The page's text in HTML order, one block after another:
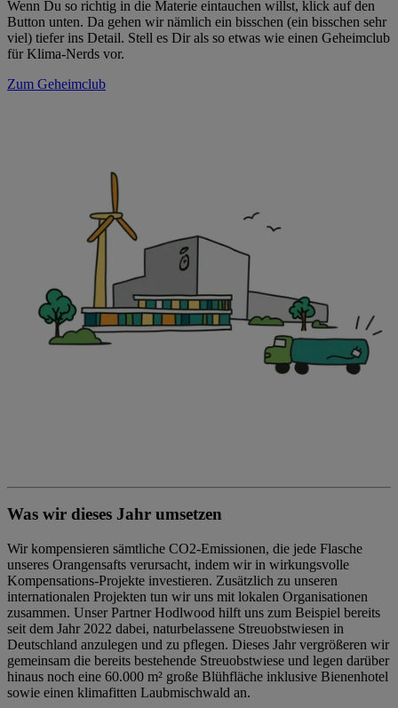
Wenn Du so richtig in die Materie eintauchen willst, klick auf den
Button unten. Da gehen wir nämlich ein bisschen (ein bisschen sehr
viel) tiefer ins Detail. Stell es Dir als so etwas wie einen Geheimclub
für Klima-Nerds vor.
Zum Geheimclub
Was wir dieses Jahr umsetzen
Wir kompensieren sämtliche CO2-Emissionen, die jede Flasche
unseres Orangensafts verursacht, indem wir in wirkungsvolle
Kompensations-Projekte investieren. Zusätzlich zu unseren
internationalen Projekten tun wir uns mit lokalen Organisationen
zusammen. Unser Partner Hodlwood hilft uns zum Beispiel bereits
seit dem Jahr 2022 dabei, naturbelassene Streuobstwiesen in
Deutschland anzulegen und zu pflegen. Dieses Jahr vergrößeren wir
gemeinsam die bereits bestehende Streuobstwiese und legen darüber
hinaus noch eine 60.000 m² große Blühfläche inklusive Bienenhotel
sowie einen klimafitten Laubmischwald an.